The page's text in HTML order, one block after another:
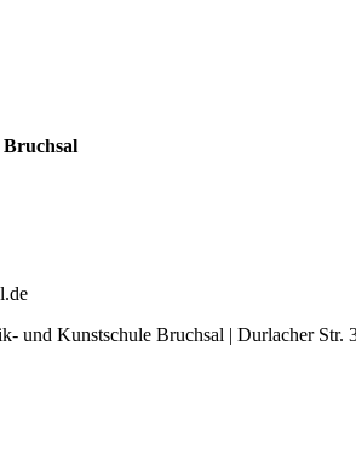
und Kunstschule Bruchsal | Durlacher Str.